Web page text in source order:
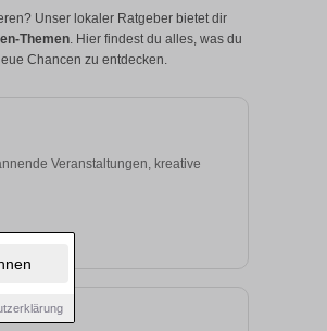
Unser lokaler Ratgeber bietet dir
Themen. Hier findest du alles, was du
Chancen zu entdecken.
Veranstaltungen, kreative